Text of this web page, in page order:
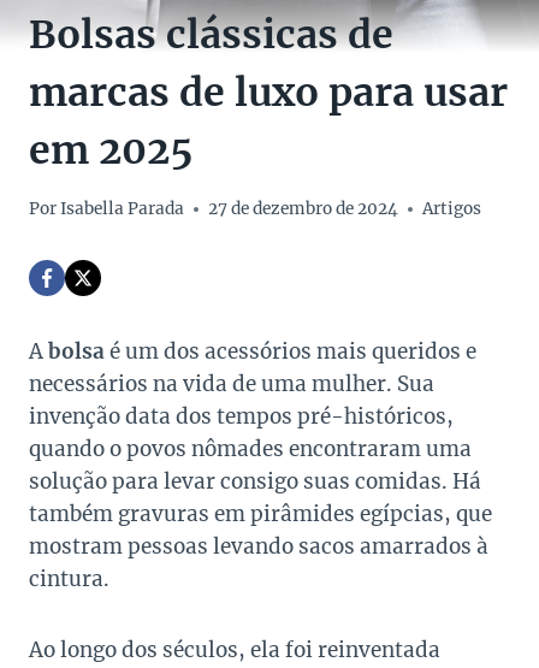
Bolsas clássicas de
marcas de luxo para usar
em 2025
PorIsabella Parada 27 de dezembro de 2024 Artigos
Abolsaé um dos acessórios mais queridos e
necessários na vida de uma mulher. Sua
invenção data dos tempos pré-históricos,
quando o povos nômades encontraram uma
solução para levar consigo suas comidas. Há
também gravuras em pirâmides egípcias, que
mostram pessoas levando sacos amarrados à
cintura.
Ao longo dos séculos, ela foi reinventada